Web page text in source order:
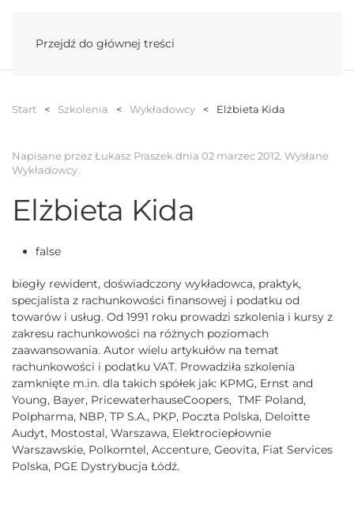
Przejdź do głównej treści
Start Szkolenia Wykładowcy Elżbieta Kida
Napisane przez Łukasz Praszek dnia 02 marzec 2012. Wysłane
Wykładowcy.
Elżbieta Kida
false
biegły rewident, doświadczony wykładowca, praktyk,
specjalista z rachunkowości finansowej i podatku od
towarów i usług. Od 1991 roku prowadzi szkolenia i kursy z
zakresu rachunkowości na różnych poziomach
zaawansowania. Autor wielu artykułów na temat
rachunkowości i podatku VAT. Prowadziła szkolenia
zamknięte m.in. dla takich spółek jak: KPMG, Ernst and
Young, Bayer, PricewaterhauseCoopers, TMF Poland,
Polpharma, NBP, TP S.A., PKP, Poczta Polska, Deloitte
Audyt, Mostostal, Warszawa, Elektrociepłownie
Warszawskie, Polkomtel, Accenture, Geovita, Fiat Services
Polska, PGE Dystrybucja Łódź.